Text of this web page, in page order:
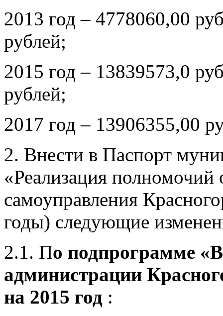
2013 год – 4778060,00
рублей;
2015 год – 13839573,0
рублей;
2017 год – 13906355,00
2. Внести в Паспорт
«Реализация полномочий
самоуправления
годы) следующие
2.1. По подпрограмме
администрации
на 2015 год :